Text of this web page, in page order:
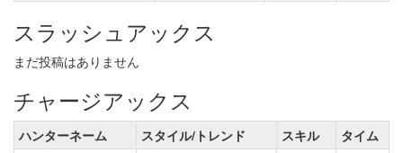
スラッシュアックス
まだ投稿はありません
チャージアックス
ハンターネーム スタイル/トレンド スキル タイム